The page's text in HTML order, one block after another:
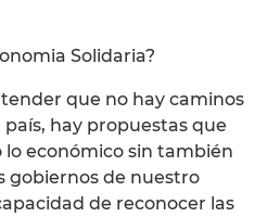
Solidaria?
que no hay caminos
hay propuestas que
lo económico sin también
gobiernos de nuestro
de reconocer las